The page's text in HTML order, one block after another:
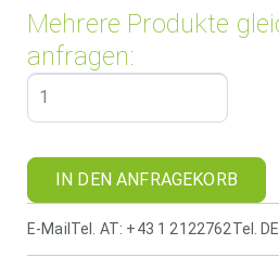
Mehrere Produkte
anfragen:
IN DEN ANFRAGEKORB
E-Mail Tel. AT: +43 1 2122762Tel.